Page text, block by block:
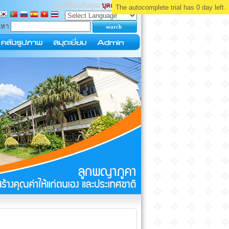
ยินดีต้อนรับคุณ บุคคลทั่วไป
า
The autocomplete trial has 0 day left.